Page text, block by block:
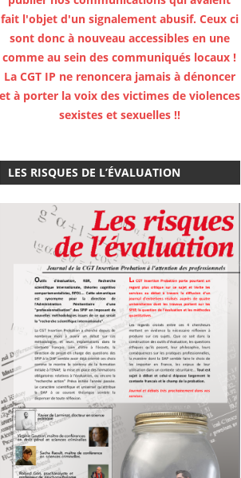
fait l'objet d'un signalement abusif. Ceux ci
sont donc à nouveau accessibles en une
comme au sein des communiqués locaux !
La CGT IP ne renoncera jamais à dénoncer
et à porter la voix des victimes de violences
sexistes et sexuelles !!
LES RISQUES DE L’ÉVALUATION